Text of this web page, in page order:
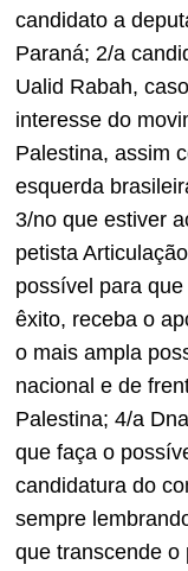
candidato a
Paraná; 2/a
Ualid Rabah,
interesse do
Palestina, assim
esquerda
3/no que estiver
petista
possível para
êxito, receba o
o mais ampla
nacional e de
Palestina; 4/a
que faça o
candidatura do
sempre
que transcende o